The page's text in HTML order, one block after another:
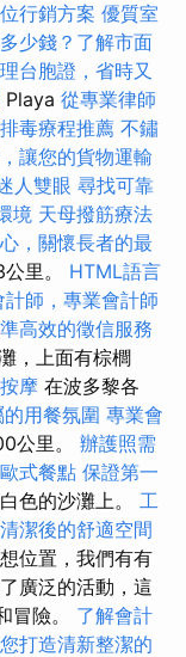
行銷方案 優質室
少錢？了解市面
台胞證，省時又
Playa 從專業律師
毒療程推薦 不鏽
讓您的貨物運輸
人雙眼 尋找可靠
境 天母撥筋療法
，關懷長者的最
里。 HTML語言
師，專業會計師
高效的徵信服務
，上面有棕櫚
摩 在波多黎各
用餐氛圍 專業會
公里。 辦護照需
式餐點 保證第一
色的沙灘上。 工
潔後的舒適空間
位置，我們有有
廣泛的活動，這
冒險。 了解會計
打造清新整潔的